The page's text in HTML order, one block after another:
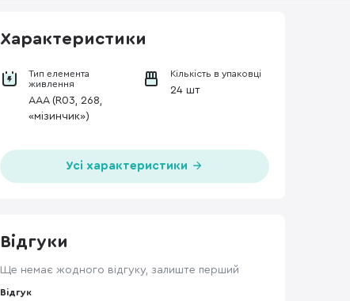
Характеристики
Тип елемента
живлення
AAA (R03, 268,
«мізинчик»)
Кількість в упаковці
24 шт
Усі характеристики
Відгуки
Ще немає жодного відгуку, залиште перший
Відгук